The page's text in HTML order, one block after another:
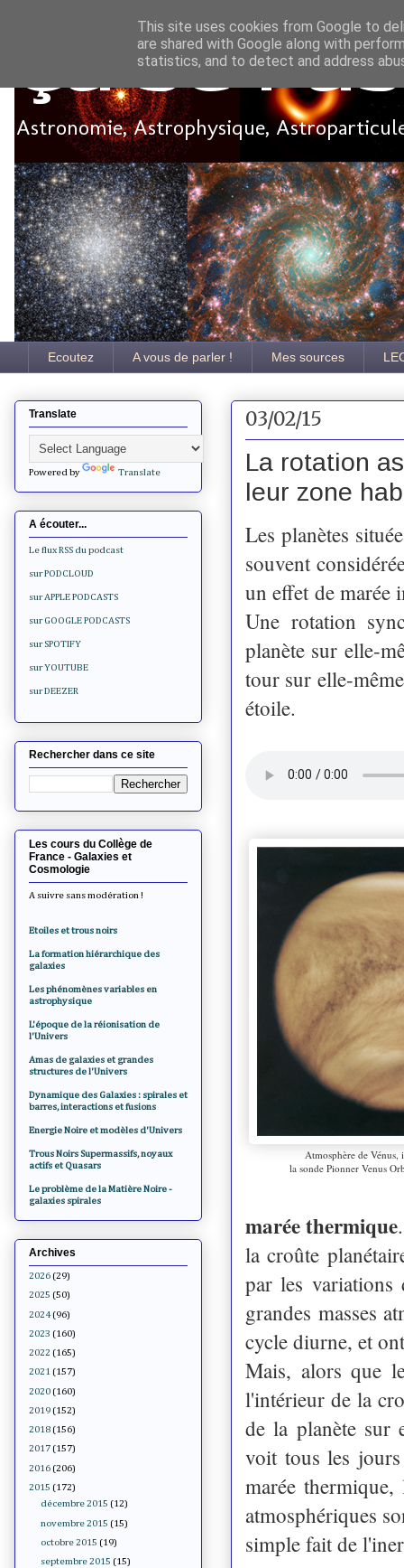
Ça se
Astronomie, Astrophysique,
Ecoutez A vous de parler ! Mes sources
03/02/15
La rotation
leur zone
Les planètes
souvent
un effet de marée
Une rotation
planète sur elle-
tour sur elle-
étoile.
Atmosphère de Vénus,
la sonde Pionner Venus
marée thermique
la croûte
par les
grandes masses
cycle diurne, et
Mais, alors que
l'intérieur de la
de la planète sur
voit tous les
marée
atmosphériques
simple fait de
Translate
Powered by Translate
A écouter...
Le flux RSS du podcast
sur PODCLOUD
sur APPLE PODCASTS
sur GOOGLE PODCASTS
sur SPOTIFY
sur YOUTUBE
sur DEEZER
Rechercher dans ce site
Les cours du Collège de
France - Galaxies et
Cosmologie
A suivre sans modération !
Etoiles et trous noirs
La formation hiérarchique des
galaxies
Les phénomènes variables en
astrophysique
L'époque de la réionisation de
l'Univers
Amas de galaxies et grandes
structures de l'Univers
Dynamique des Galaxies : spirales et
barres, interactions et fusions
Energie Noire et modèles d'Univers
Trous Noirs Supermassifs, noyaux
actifs et Quasars
Le problème de la Matière Noire -
galaxies spirales
Archives
2026 (29)
2025 (50)
2024 (96)
2023 (160)
2022 (165)
2021 (157)
2020 (160)
2019 (152)
2018 (156)
2017 (157)
2016 (206)
2015 (172)
décembre 2015 (12)
novembre 2015 (15)
octobre 2015 (19)
septembre 2015 (15)
This site uses cookies from Google to
are shared with Google along with
statistics, and to detect and address